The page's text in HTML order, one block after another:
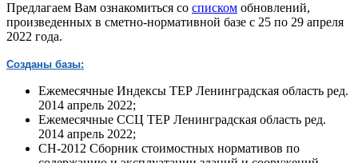
Предлагаем Вам ознакомиться со списком обновлений,
произведенных в сметно-нормативной базе c 25 по 29 апреля
2022 года.
Созданы базы:
Ежемесячные Индексы ТЕР Ленинградская область ред.
2014 апрель 2022;
Ежемесячные ССЦ ТЕР Ленинградская область ред.
2014 апрель 2022;
СН-2012 Сборник стоимостных нормативов по